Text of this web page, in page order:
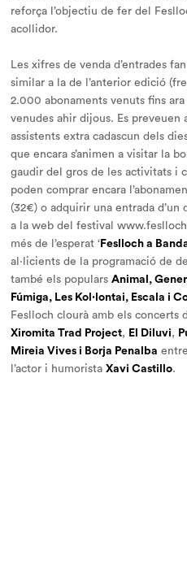
reforça l’objectiu de fer del
acollidor.
Les xifres de venda d’entrades
similar a la de l’anterior edició
2.000 abonaments venuts fins
venudes ahir dijous. Es preveuen
assistents extra cadascun dels
que encara s’animen a visitar la
gaudir del gros de les activitats i
poden comprar encara
(32€) o adquirir una entrada
a la web del festival
més de l’esperat ‘ Feslloch a
al·licients de la programació de
també els populars Animal,
Fúmiga, Les Kol·lontai, Escala i
Feslloch clourà amb els concerts
Xiromita Trad Project, El Diluvi,
Mireia Vives i Borja Penalba
l’actor i humorista Xavi Castillo.